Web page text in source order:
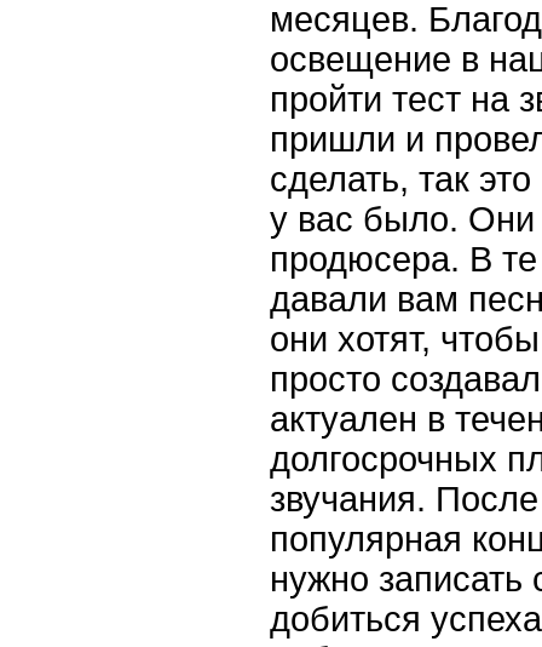
месяцев.
освещение в
пройти тест на
пришли и
сделать, так
у вас было. Они
продюсера. В
давали вам
они хотят,
просто
актуален в
долгосрочных
звучания.
популярная
нужно
добиться